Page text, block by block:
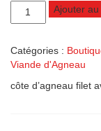
quantité
de
d'agneau
filet
os
Ajouter
Catégories :
Viande d'Agneau
côte d’agneau filet